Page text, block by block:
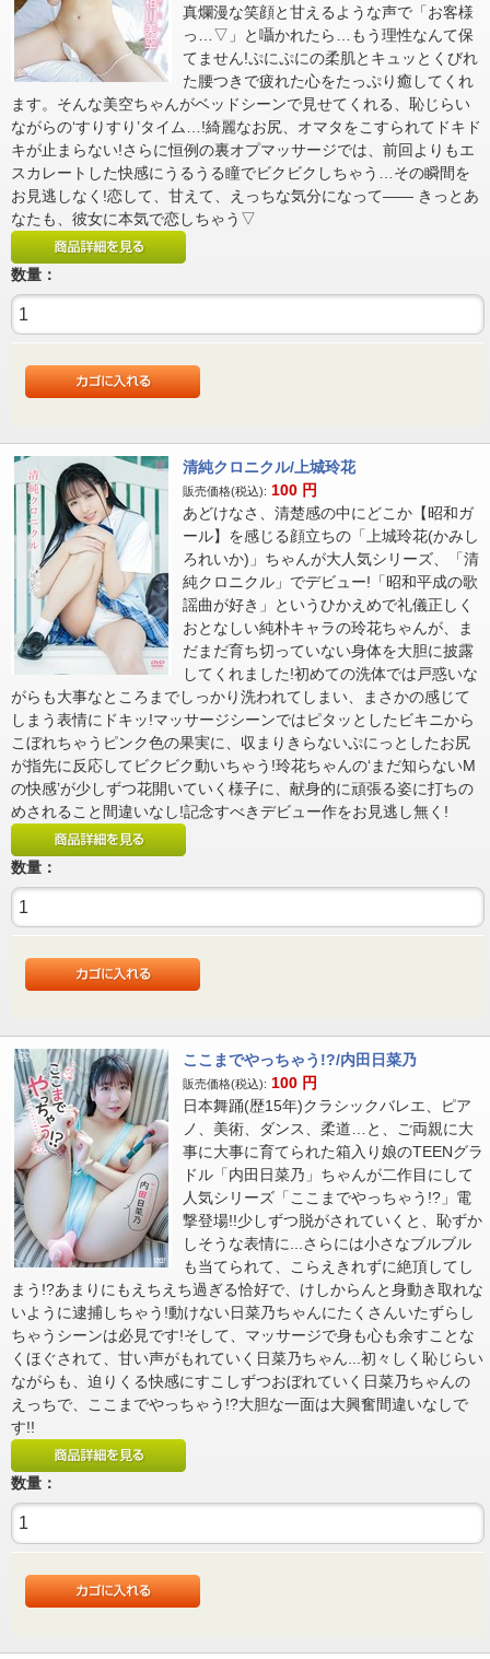
真爛漫な笑顔と甘えるような声で「お客様
っ…▽」と囁かれたら…もう理性なんて保
てません!ぷにぷにの柔肌とキュッとくびれ
た腰つきで疲れた心をたっぷり癒してくれ
ます。そんな美空ちゃんがベッドシーンで見せてくれる、恥じらい
ながらの‘すりすり’タイム…!綺麗なお尻、オマタをこすられてドキド
キが止まらない!さらに恒例の裏オプマッサージでは、前回よりもエ
スカレートした快感にうるうる瞳でビクビクしちゃう…その瞬間を
お見逃しなく!恋して、甘えて、えっちな気分になって―― きっとあ
なたも、彼女に本気で恋しちゃう▽
数量：
清純クロニクル/上城玲花
販売価格(税込): 100 円
あどけなさ、清楚感の中にどこか【昭和ガ
ール】を感じる顔立ちの「上城玲花(かみし
ろれいか)」ちゃんが大人気シリーズ、「清
純クロニクル」でデビュー!「昭和平成の歌
謡曲が好き」というひかえめで礼儀正しく
おとなしい純朴キャラの玲花ちゃんが、ま
だまだ育ち切っていない身体を大胆に披露
してくれました!初めての洗体では戸惑いな
がらも大事なところまでしっかり洗われてしまい、まさかの感じて
しまう表情にドキッ!マッサージシーンではピタッとしたビキニから
こぼれちゃうピンク色の果実に、収まりきらないぷにっとしたお尻
が指先に反応してビクビク動いちゃう!玲花ちゃんの‘まだ知らないM
の快感’が少しずつ花開いていく様子に、献身的に頑張る姿に打ちの
めされること間違いなし!記念すべきデビュー作をお見逃し無く!
数量：
ここまでやっちゃう!?/内田日菜乃
販売価格(税込): 100 円
日本舞踊(歴15年)クラシックバレエ、ピア
ノ、美術、ダンス、柔道…と、ご両親に大
事に大事に育てられた箱入り娘のTEENグラ
ドル「内田日菜乃」ちゃんが二作目にして
人気シリーズ「ここまでやっちゃう!?」電
撃登場!!少しずつ脱がされていくと、恥ずか
しそうな表情に...さらには小さなブルブル
も当てられて、こらえきれずに絶頂してし
まう!?あまりにもえちえち過ぎる恰好で、けしからんと身動き取れな
いように逮捕しちゃう!動けない日菜乃ちゃんにたくさんいたずらし
ちゃうシーンは必見です!そして、マッサージで身も心も余すことな
くほぐされて、甘い声がもれていく日菜乃ちゃん...初々しく恥じらい
ながらも、迫りくる快感にすこしずつおぼれていく日菜乃ちゃんの
えっちで、ここまでやっちゃう!?大胆な一面は大興奮間違いなしで
す!!
数量：